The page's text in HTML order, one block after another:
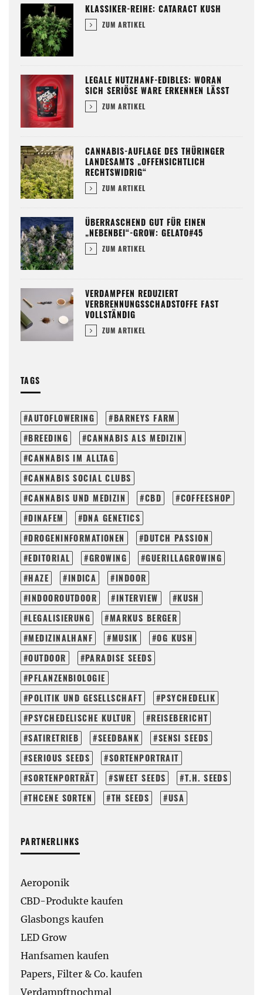
KLASSIKER-REIHE: CATARACT KUSH
ZUM ARTIKEL
LEGALE NUTZHANF-EDIBLES: WORAN
SICH SERIÖSE WARE ERKENNEN LÄSST
ZUM ARTIKEL
CANNABIS-AUFLAGE DES THÜRINGER
LANDESAMTS „OFFENSICHTLICH
RECHTSWIDRIG“
ZUM ARTIKEL
ÜBERRASCHEND GUT FÜR EINEN
„NEBENBEI“-GROW: GELATO#45
ZUM ARTIKEL
VERDAMPFEN REDUZIERT
VERBRENNUNGSSCHADSTOFFE FAST
VOLLSTÄNDIG
ZUM ARTIKEL
TAGS
AUTOFLOWERING
BARNEYS FARM
BREEDING
CANNABIS ALS MEDIZIN
CANNABIS IM ALLTAG
CANNABIS SOCIAL CLUBS
CANNABIS UND MEDIZIN
CBD
COFFEESHOP
DINAFEM
DNA GENETICS
DROGENINFORMATIONEN
DUTCH PASSION
EDITORIAL
GROWING
GUERILLAGROWING
HAZE
INDICA
INDOOR
INDOOROUTDOOR
INTERVIEW
KUSH
LEGALISIERUNG
MARKUS BERGER
MEDIZINALHANF
MUSIK
OG KUSH
OUTDOOR
PARADISE SEEDS
PFLANZENBIOLOGIE
POLITIK UND GESELLSCHAFT
PSYCHEDELIK
PSYCHEDELISCHE KULTUR
REISEBERICHT
SATIRETRIEB
SEEDBANK
SENSI SEEDS
SERIOUS SEEDS
SORTENPORTRAIT
SORTENPORTRÄT
SWEET SEEDS
T.H. SEEDS
THCENE SORTEN
TH SEEDS USA
PARTNERLINKS
Aeroponik
CBD-Produkte kaufen
Glasbongs kaufen
LED Grow
Hanfsamen kaufen
Papers, Filter & Co. kaufen
Verdampftnochmal